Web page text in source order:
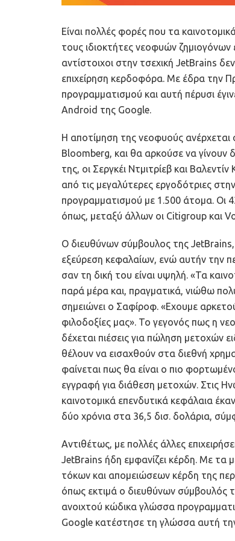
Είναι πολλές φορές που τα
τους ιδιοκτήτες νεοφυών ζημιογόνων
αντίστοιχοι στην τσεχική JetBrains
επιχείρηση κερδοφόρα. Με έδρα την
προγραμματισμού και αυτή πέρυσι
Android της Google.
Η αποτίμηση της νεοφυούς ανέρχεται
Bloomberg, και θα αρκούσε να γίνουν
της, οι Σεργκέι Ντμιτρίεβ και
από τις μεγαλύτερες εργοδότριες
προγραμματισμού με 1.500 άτομα. Οι
όπως, μεταξύ άλλων οι Citigroup και
Ο διευθύνων σύμβουλος της JetBrains,
εξεύρεση κεφαλαίων, ενώ αυτήν την
σαν τη δική του είναι υψηλή. «Τα
παρά μέρα και, πραγματικά, νιώθω
σημειώνει ο Σαφίροφ. «Εχουμε
φιλοδοξίες μας». Το γεγονός πως η
δέχεται πιέσεις για πώληση μετοχών
θέλουν να εισαχθούν στα διεθνή
φαίνεται πως θα είναι ο πιο
εγγραφή για διάθεση μετοχών. Στις
καινοτομικά επενδυτικά κεφάλαια
δύο χρόνια στα 36,5 δισ. δολάρια,
Αντιθέτως, με πολλές άλλες
JetBrains ήδη εμφανίζει κέρδη. Με τα
τόκων και απομειώσεων κέρδη της
όπως εκτιμά ο διευθύνων σύμβουλός
ανοιχτού κώδικα γλώσσα
Google κατέστησε τη γλώσσα αυτή